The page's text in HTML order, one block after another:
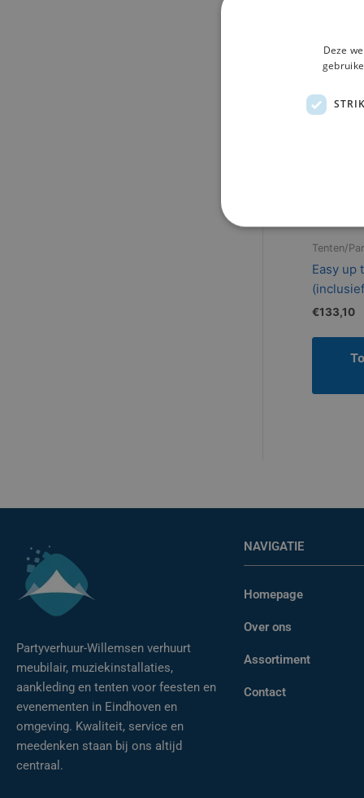
Tenten/
Easy up
€133,10
Partyverhuur-Willemsen verhuurt
meubilair, muziekinstallaties,
aankleding en tenten voor feesten en
evenementen in Eindhoven en
omgeving. Kwaliteit, service en
meedenken staan bij ons altijd
centraal.
NAVIGATIE
Homepage
Over ons
Assortiment
Contact
Deze